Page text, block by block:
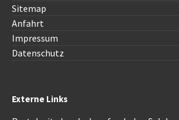
Sitemap
Anfahrt
Impressum
Datenschutz
Externe Links